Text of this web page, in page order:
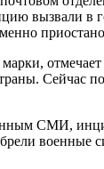
вызвали в
Сейчас
СМИ,
военные